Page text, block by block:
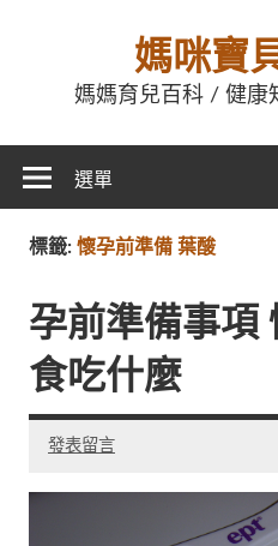
媽咪寶
媽媽育兒百科 / 健康
選單
標籤: 懷孕前準備 葉酸
孕前準備事項
食吃什麼
發表留言